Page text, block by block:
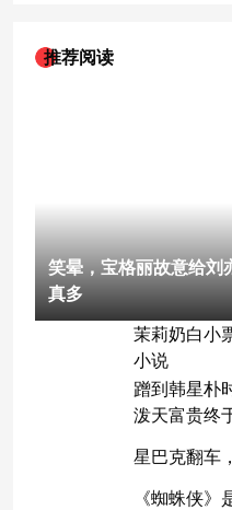
推荐阅读
笑晕，宝格丽故意给刘
真多
茉莉奶白小
小说
蹭到韩星朴
泼天富贵终
星巴克翻车
《蜘蛛侠》